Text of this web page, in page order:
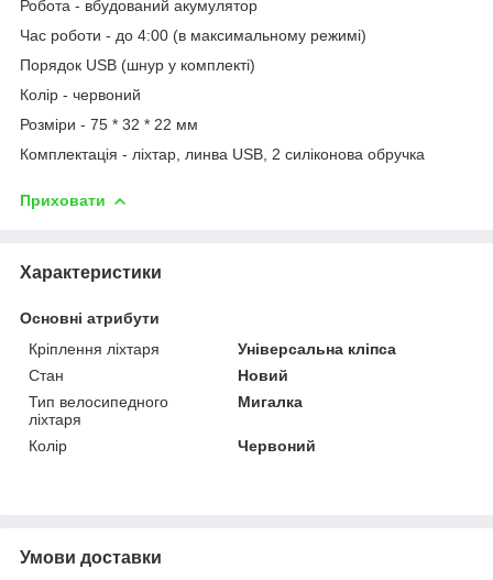
Робота - вбудований акумулятор
Час роботи - до 4:00 (в максимальному режимі)
Порядок USB (шнур у комплекті)
Колір - червоний
Розміри - 75 * 32 * 22 мм
Комплектація - ліхтар, линва USB, 2 силіконова обручка
Приховати
Характеристики
Основні атрибути
Кріплення ліхтаря
Універсальна кліпса
Стан
Новий
Тип велосипедного
ліхтаря
Мигалка
Колір Червоний
Умови доставки